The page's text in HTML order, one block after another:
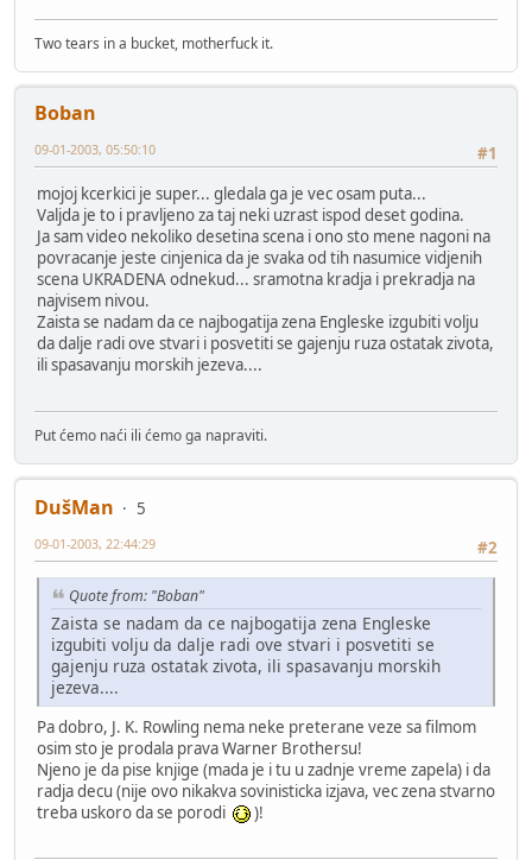
Two tears in a bucket, motherfuck it.
Boban
#1
09-01-2003, 05:50:10
mojoj kcerkici je super... gledala ga je vec osam puta...
Valjda je to i pravljeno za taj neki uzrast ispod deset godina.
Ja sam video nekoliko desetina scena i ono sto mene nagoni na
povracanje jeste cinjenica da je svaka od tih nasumice vidjenih
scena UKRADENA odnekud... sramotna kradja i prekradja na
najvisem nivou.
Zaista se nadam da ce najbogatija zena Engleske izgubiti volju
da dalje radi ove stvari i posvetiti se gajenju ruza ostatak zivota,
ili spasavanju morskih jezeva....
Put ćemo naći ili ćemo ga napraviti.
DušMan
5
#2
09-01-2003, 22:44:29
Quote from: "Boban"
Zaista se nadam da ce najbogatija zena Engleske
izgubiti volju da dalje radi ove stvari i posvetiti se
gajenju ruza ostatak zivota, ili spasavanju morskih
jezeva....
Pa dobro, J. K. Rowling nema neke preterane veze sa filmom
osim sto je prodala prava Warner Brothersu!
Njeno je da pise knjige (mada je i tu u zadnje vreme zapela) i da
radja decu (nije ovo nikakva sovinisticka izjava, vec zena stvarno
treba uskoro da se porodi
)!